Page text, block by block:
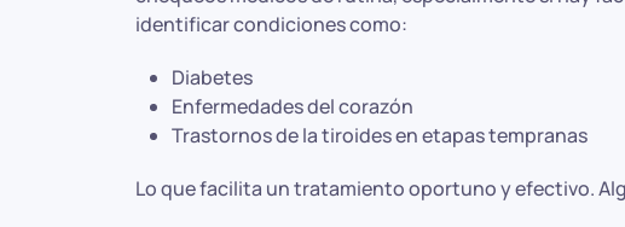
identificar condiciones como:
Diabetes
Enfermedades del corazón
Trastornos de la tiroides en etapas tempranas
Lo que facilita un tratamiento oportuno y efectivo.